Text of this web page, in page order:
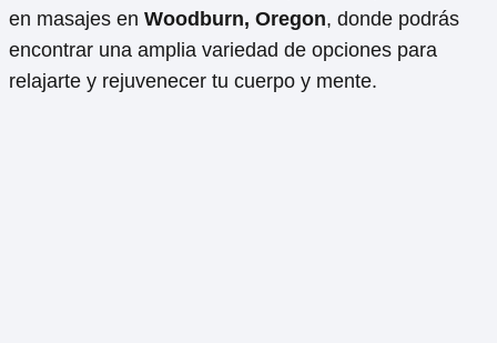
en masajes en Woodburn, Oregon, donde podrás
encontrar una amplia variedad de opciones para
relajarte y rejuvenecer tu cuerpo y mente.